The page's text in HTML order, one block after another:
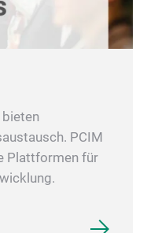
PCIM
Plattformen für